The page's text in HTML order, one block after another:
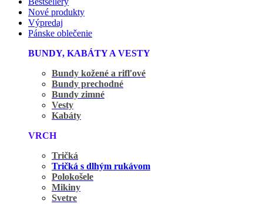
Nové produkty
Výpredaj
Pánske oblečenie
BUNDY, KABÁTY A VESTY
Bundy kožené a rifľové
Bundy prechodné
Bundy zimné
Vesty
Kabáty
VRCH
Tričká
Tričká s dlhým rukávom
Polokošele
Mikiny
Svetre